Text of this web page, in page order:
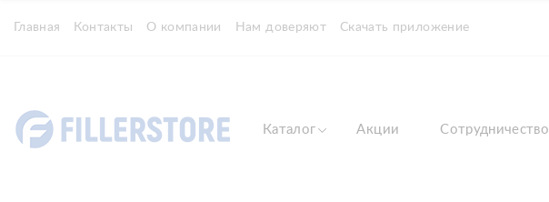
Главная Контакты О компании Нам доверяют Скачать приложение
Каталог Акции Сотрудничество